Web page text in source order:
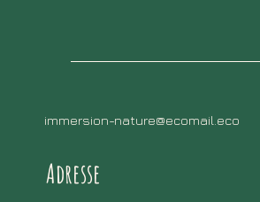
immersion-nature@ecomail.eco
Adresse